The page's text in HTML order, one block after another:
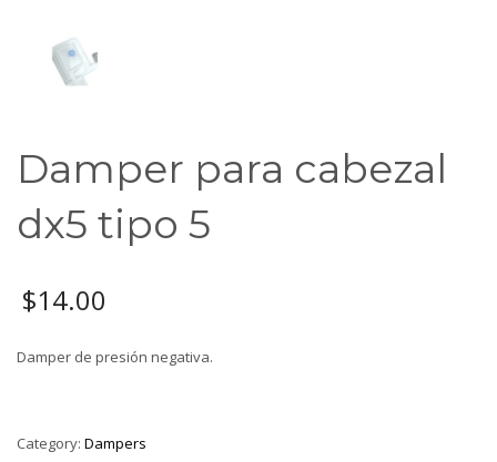
Damper para cabezal
dx5 tipo 5
$14.00
Damper de presión negativa.
Category: Dampers